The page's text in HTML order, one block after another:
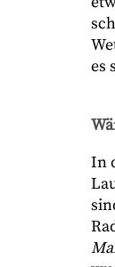
es
In